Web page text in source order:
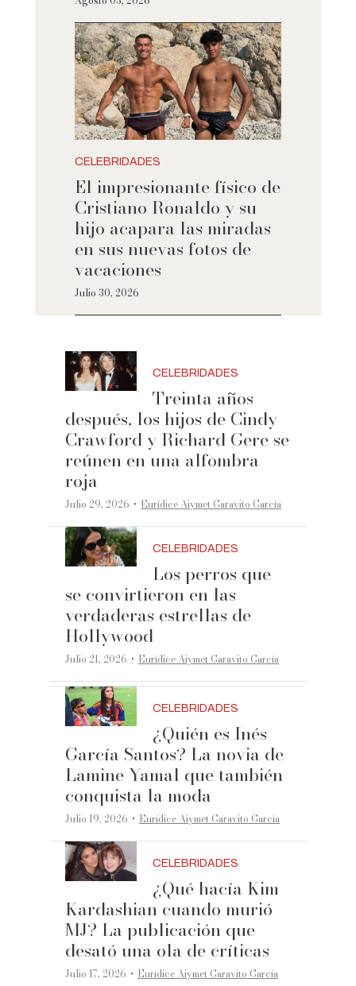
CELEBRIDADES
El impresionante físico de
Cristiano Ronaldo y su
hijo acapara las miradas
en sus nuevas fotos de
vacaciones
Julio 30, 2026
CELEBRIDADES
Treinta años
después, los hijos de Cindy
Crawford y Richard Gere se
reúnen en una alfombra
roja
Julio 29, 2026 ·Eurídice Aiymet Garavito García
CELEBRIDADES
Los perros que
se convirtieron en las
verdaderas estrellas de
Hollywood
Julio 21, 2026 ·Eurídice Aiymet Garavito García
CELEBRIDADES
¿Quién es Inés
García Santos? La novia de
Lamine Yamal que también
conquista la moda
Julio 19, 2026 ·Eurídice Aiymet Garavito García
CELEBRIDADES
¿Qué hacía Kim
Kardashian cuando murió
MJ? La publicación que
desató una ola de críticas
Julio 17, 2026 ·Eurídice Aiymet Garavito García